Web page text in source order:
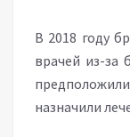
В 2018 году
врачей из-за
назначили